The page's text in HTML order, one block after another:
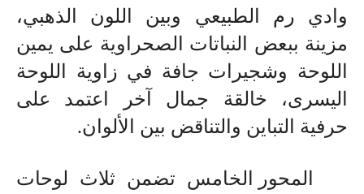
وادي رم الطبيعي وبين اللون الذهبي،
مزينة ببعض النباتات الصحراوية على يمين
اللوحة وشجيرات جافة في زاوية اللوحة
اليسرى، خالقة جمال آخر اعتمد على
حرفية التباين والتناقض بين الألوان.
المحور الخامس تضمن ثلاث لوحات